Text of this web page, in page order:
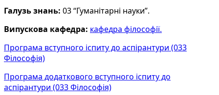
Галузь знань: 03 “Гуманітарні науки”.
Випускова кафедра: кафедра філософії.
Програма вступного іспиту до аспірантури (033
Філософія)
Програма додаткового вступного іспиту до
аспірантури (033 Філософія)